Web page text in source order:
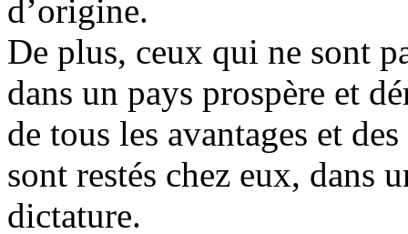
d’origine.
De plus, ceux qui ne sont
dans un pays prospère et
de tous les avantages et
sont restés chez eux, dans
dictature.